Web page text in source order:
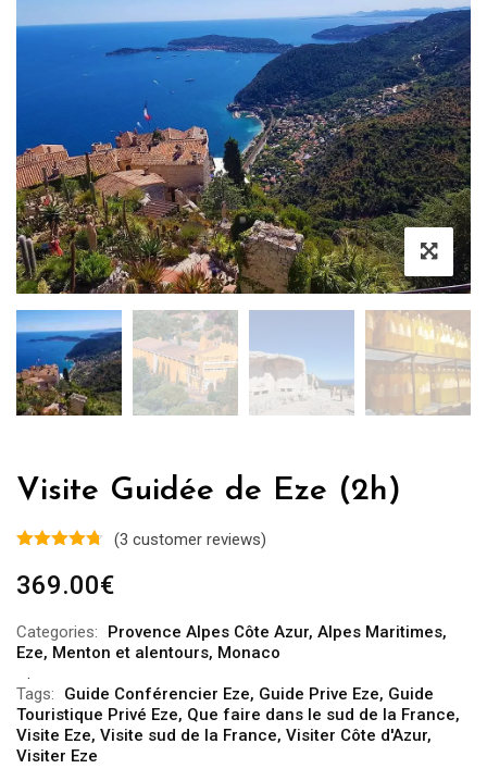
Visite Guidée de Eze (2h)
(3 customer reviews)
369.00€
Categories: Provence Alpes Côte Azur, Alpes Maritimes,
Eze, Menton et alentours, Monaco
Tags: Guide Conférencier Eze, Guide Prive Eze, Guide
Touristique Privé Eze, Que faire dans le sud de la France,
Visite Eze, Visite sud de la France, Visiter Côte d'Azur,
Visiter Eze